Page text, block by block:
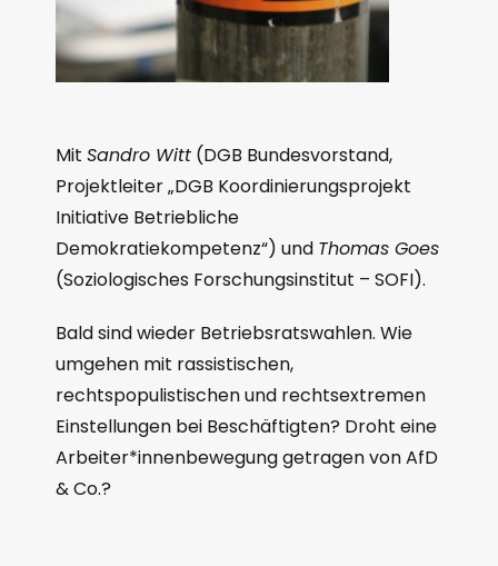
Mit Sandro Witt (DGB Bundesvorstand,
Projektleiter „DGB Koordinierungsprojekt
Initiative Betriebliche
Demokratiekompetenz“) und Thomas Goes
(Soziologisches Forschungsinstitut – SOFI).
Bald sind wieder Betriebsratswahlen. Wie
umgehen mit rassistischen,
rechtspopulistischen und rechtsextremen
Einstellungen bei Beschäftigten? Droht eine
Arbeiter*innenbewegung getragen von AfD
& Co.?